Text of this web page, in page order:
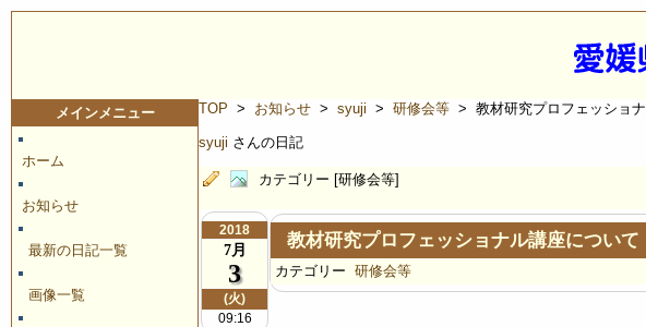
メインメニュー
ホーム
お知らせ
最新の日記一覧
画像一覧
TOP > お知らせ > syuji > 研修会等 > 教材研究プロフェッショ
syuji さんの日記
カテゴリー [研修会等]
2018
7月
3
(火)
09:16
教材研究プロフェッショナル講座について
カテゴリー 研修会等